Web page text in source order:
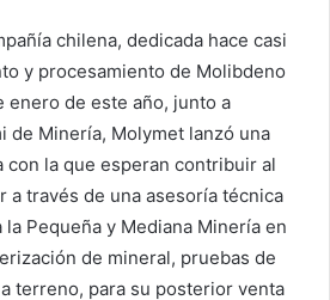
chilena, dedicada hace casi
y procesamiento de Molibdeno
enero de este año, junto a
de Minería, Molymet lanzó una
la que esperan contribuir al
a través de una asesoría técnica
Pequeña y Mediana Minería en
de mineral, pruebas de
terreno, para su posterior venta